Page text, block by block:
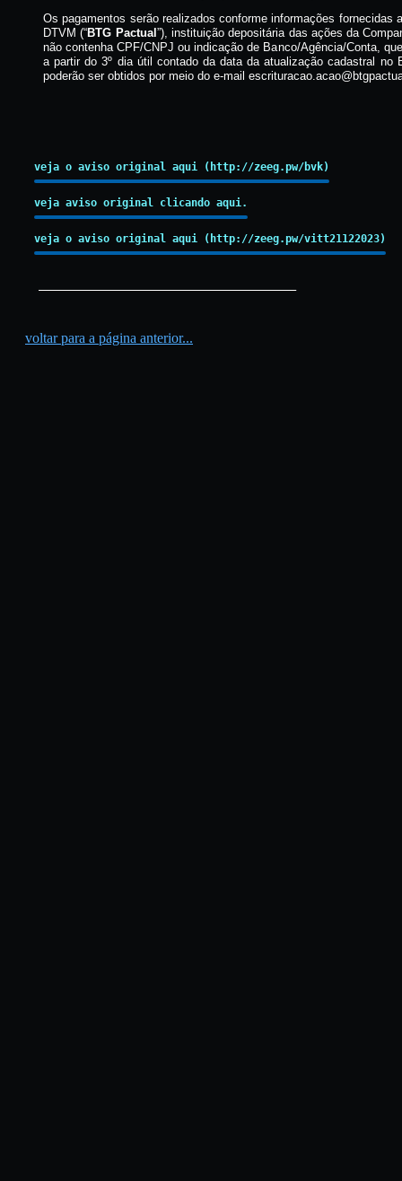
Os pagamentos serão realizados conforme informações
DTVM (“BTG Pactual”), instituição depositária das ações da
não contenha CPF/CNPJ ou indicação de Banco/Agência/Conta,
a partir do 3º dia útil contado da data da atualização cadastral no
poderão ser obtidos por meio do e-mail
veja o aviso original aqui (http://zeeg.pw/bvk)
veja aviso original clicando aqui.
veja o aviso original aqui (http://zeeg.pw/vitt21122023)
voltar para a página anterior...